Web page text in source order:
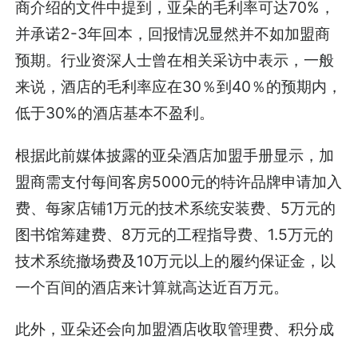
商介绍的文件中提到，亚朵的毛利率可达70%，
并承诺2-3年回本，回报情况显然并不如加盟商
预期。行业资深人士曾在相关采访中表示，一般
来说，酒店的毛利率应在30％到40％的预期内，
低于30%的酒店基本不盈利。
根据此前媒体披露的亚朵酒店加盟手册显示，加
盟商需支付每间客房5000元的特许品牌申请加入
费、每家店铺1万元的技术系统安装费、5万元的
图书馆筹建费、8万元的工程指导费、1.5万元的
技术系统撤场费及10万元以上的履约保证金，以
一个百间的酒店来计算就高达近百万元。
此外，亚朵还会向加盟酒店收取管理费、积分成